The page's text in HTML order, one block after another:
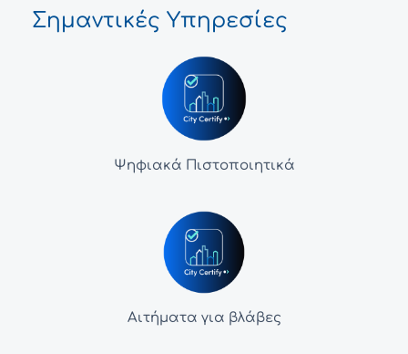
Σημαντικές Υπηρεσίες
Ψηφιακά Πιστοποιητικά
Αιτήματα για βλάβες